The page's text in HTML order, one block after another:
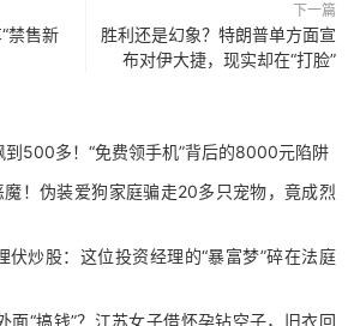
禁售新
下一篇
胜利还是幻象？特朗普单方面宣
布对伊大捷，现实却在“打脸”
到500多！“免费领手机”背后的8000元陷阱
魔！伪装爱狗家庭骗走20多只宠物，竟成烈
伏炒股：这位投资经理的“暴富梦”碎在法庭
面“搞钱”？江苏女子借怀孕钻空子，旧衣回